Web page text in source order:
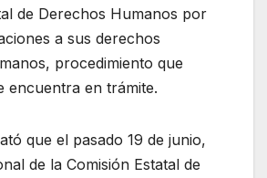
de Derechos Humanos por
a sus derechos
procedimiento que
encuentra en trámite.
que el pasado 19 de junio,
de la Comisión Estatal de